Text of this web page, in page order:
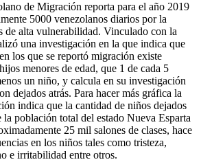
de Migración reporta para el año 2019
5000 venezolanos diarios por la
de alta vulnerabilidad. Vinculado con la
una investigación en la que indica que
los que se reportó migración existe
menores de edad, que 1 de cada 5
un niño, y calcula en su investigación
dejados atrás. Para hacer más gráfica la
indica que la cantidad de niños dejados
la población total del estado Nueva Esparta
25 mil salones de clases, hace
en los niños tales como tristeza,
e irritabilidad entre otros.